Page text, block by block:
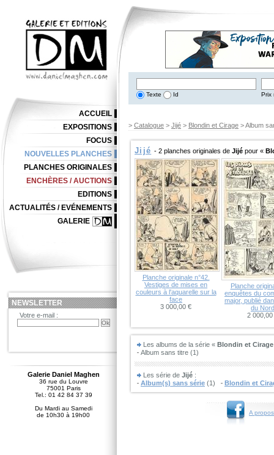
Texte Id Prix
> Catalogue > Jijé > Blondin et Cirage > Album
Jijé - 2 planches originales deJijé pour «
Planche originale n°42.
Vestiges de mises en
couleurs à l'aquarelle sur la
face
3 000,00 €
Planche
enquêtes du
major, publié
du Nord
2 000,00
Les albums de la série « Blondin et Cirage
Album sans titre (1)
Les série de Jijé :
Album(s) sans série (1) Blondin et
A
ACCUEIL
EXPOSITIONS
FOCUS
NOUVELLES PLANCHES
PLANCHES ORIGINALES
ENCHÈRES / AUCTIONS
EDITIONS
ACTUALITÉS / EVÉNEMENTS
GALERIE
NEWSLETTER
Votre e-mail :
Galerie Daniel Maghen
36 rue du Louvre
75001 Paris
Tel.: 01 42 84 37 39
Du Mardi au Samedi
de 10h30 à 19h00